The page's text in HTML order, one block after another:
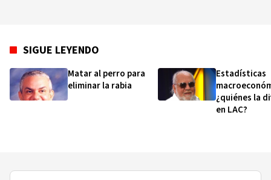
SIGUE LEYENDO
Matar al perro para
eliminar la rabia
Estadísticas
¿quiénes la
en LAC?